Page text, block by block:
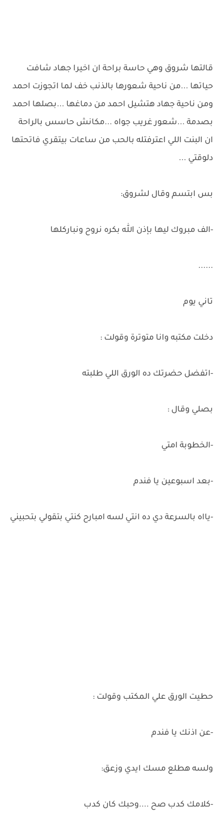
قالتها شروق وهي حاسة براحة ان اخيرا جهاد شافت
حياتها ...من ناحية شعورها بالذنب خف لما اتجوزت احمد
ومن ناحية جهاد هتشيل احمد من دماغها ...بصلها احمد
بصدمة ...شعور غريب جواه ...مكانش حاسس بالراحة
ان البنت اللي اعترفتله بالحب من ساعات بيتقري فاتحتها
دلوقتي ...
بس ابتسم وقال لشروق:
-الف مبروك ليها بإذن الله بكره نروح ونباركلها
......
تاني يوم
دخلت مكتبه وانا متوترة وقولت :
-اتفضل حضرتك ده الورق اللي طلبته
بصلي وقال :
-الخطوبة امتي
-بعد اسبوعين يا فندم
-يااه بالسرعة دي ده انتي لسه امبارح كنتي بتقولي بتحبيني
حطيت الورق علي المكتب وقولت :
-عن اذنك يا فندم
ولسه هطلع مسك ايدي وزعق:
-كلامك كدب صح ....وحبك كان كدب